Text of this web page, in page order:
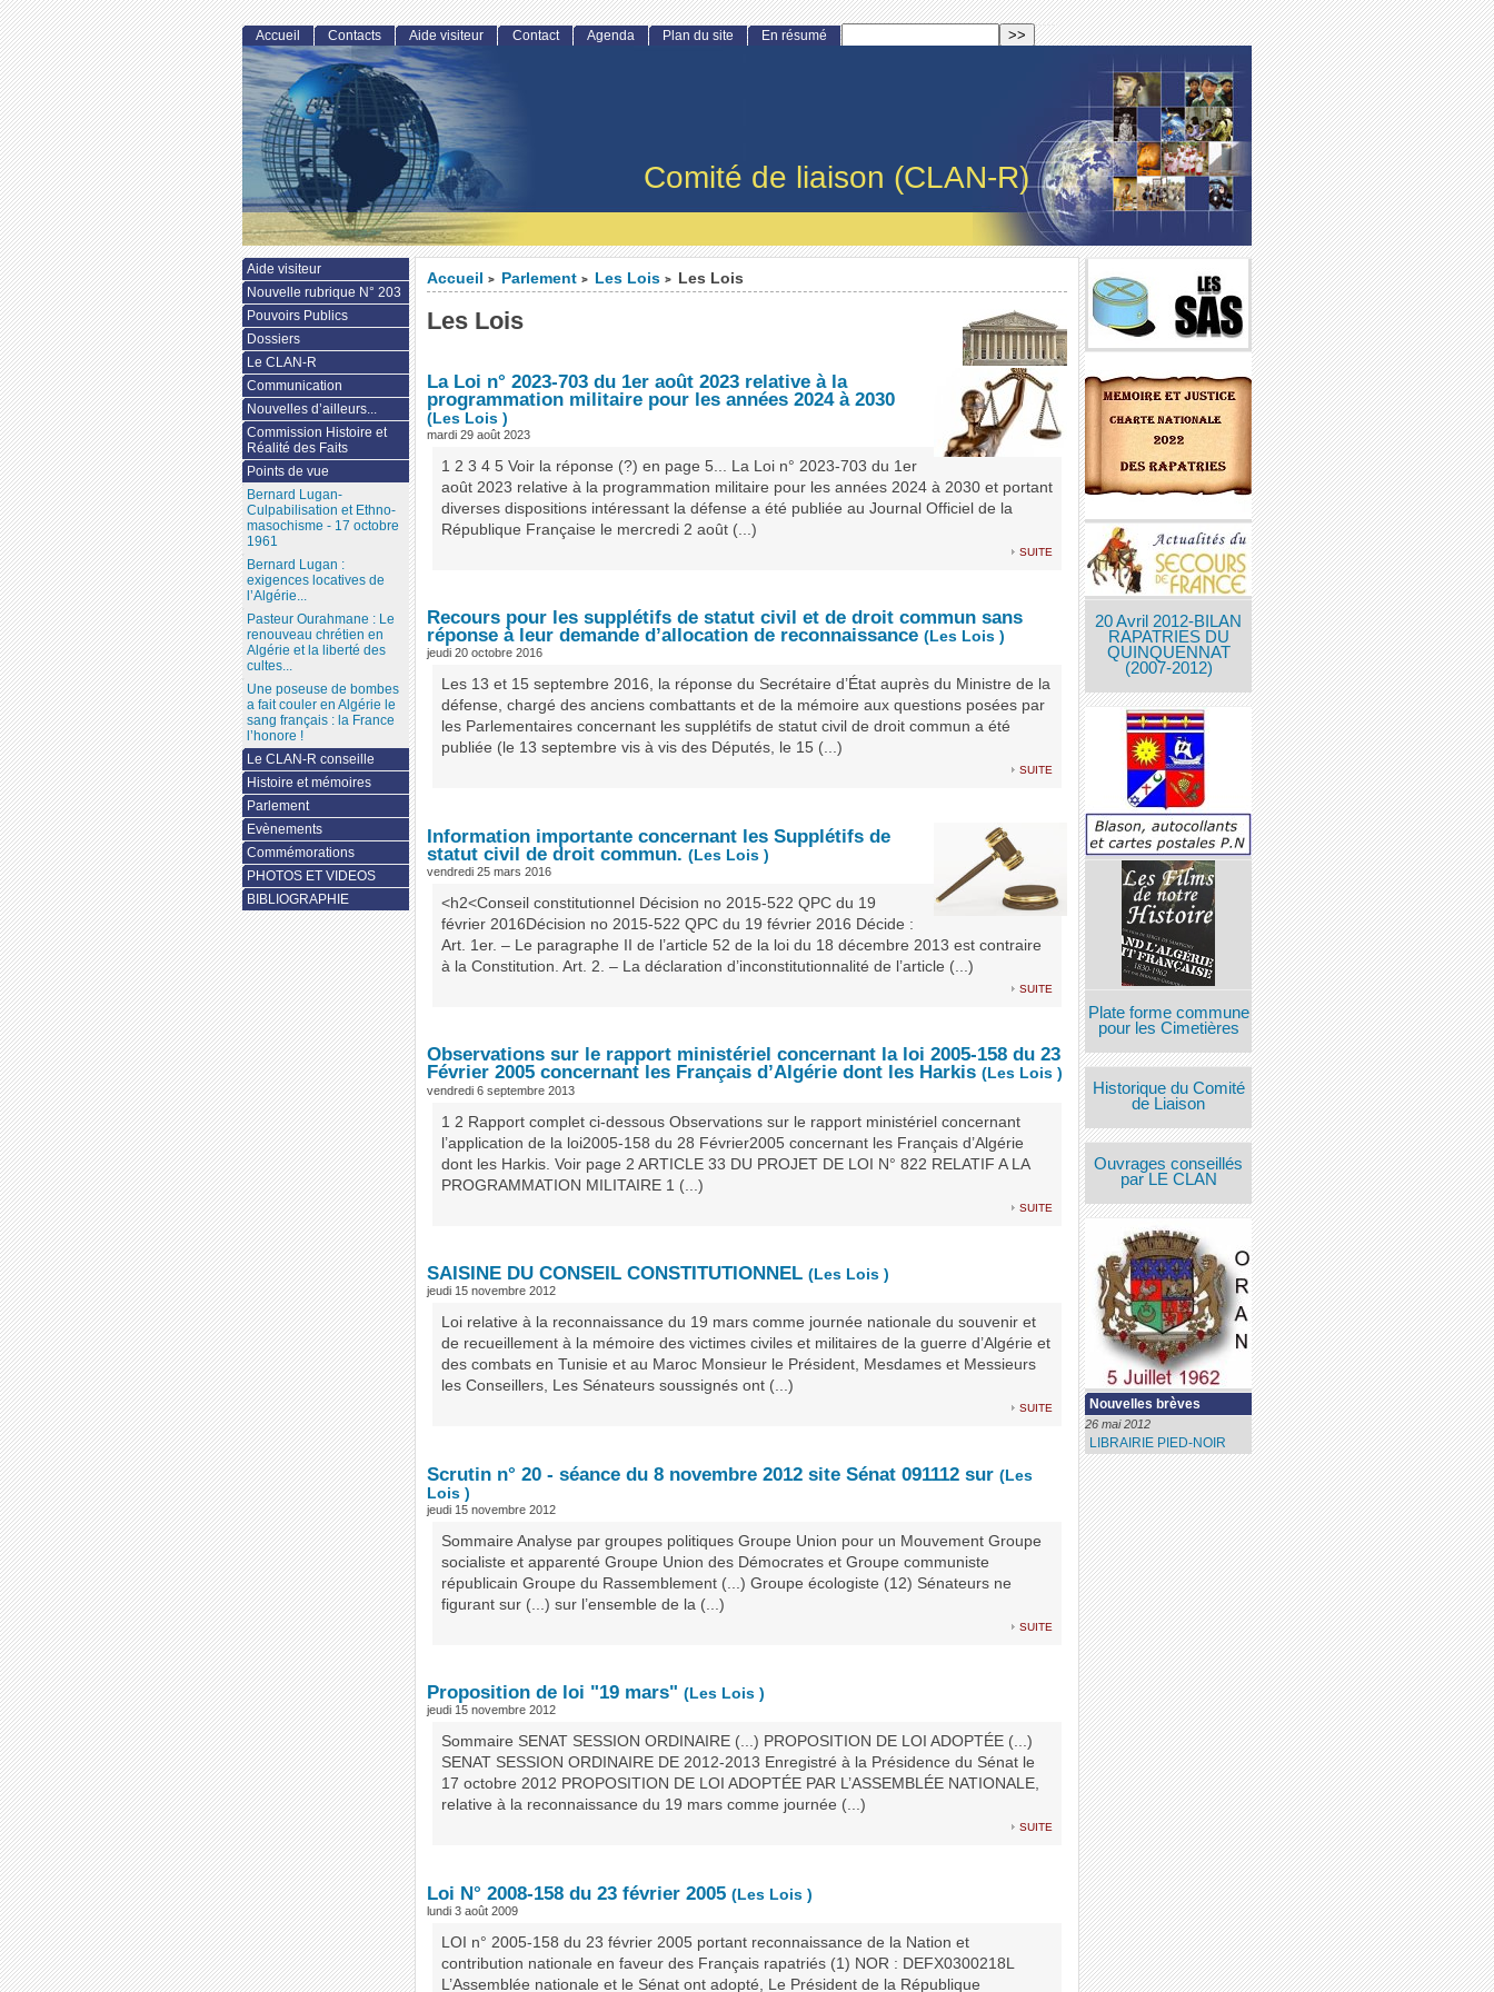
Comité de liaison (CLAN-R)
Accueil > Parlement > Les Lois > Les Lois
Les Lois
La Loi n° 2023-703 du 1er août 2023 relative à la
programmation militaire pour les années 2024 à 2030
(Les Lois )
mardi 29 août 2023
1 2 3 4 5 Voir la réponse (?) en page 5... La Loi n° 2023-703 du 1er
août 2023 relative à la programmation militaire pour les années 2024 à 2030 et portant
diverses dispositions intéressant la défense a été publiée au Journal Officiel de la
République Française le mercredi 2 août (...)
suite
Recours pour les supplétifs de statut civil et de droit commun sans
réponse à leur demande d’allocation de reconnaissance (Les Lois )
jeudi 20 octobre 2016
Les 13 et 15 septembre 2016, la réponse du Secrétaire d’État auprès du Ministre de la
défense, chargé des anciens combattants et de la mémoire aux questions posées par
les Parlementaires concernant les supplétifs de statut civil de droit commun a été
publiée (le 13 septembre vis à vis des Députés, le 15 (...)
suite
Information importante concernant les Supplétifs de
statut civil de droit commun. (Les Lois )
vendredi 25 mars 2016
<h2<Conseil constitutionnel Décision no 2015-522 QPC du 19
février 2016Décision no 2015-522 QPC du 19 février 2016 Décide :
Art. 1er. – Le paragraphe II de l’article 52 de la loi du 18 décembre 2013 est contraire
à la Constitution. Art. 2. – La déclaration d’inconstitutionnalité de l’article (...)
suite
Observations sur le rapport ministériel concernant la loi 2005-158 du 23
Février 2005 concernant les Français d’Algérie dont les Harkis (Les Lois )
vendredi 6 septembre 2013
1 2 Rapport complet ci-dessous Observations sur le rapport ministériel concernant
l’application de la loi2005-158 du 28 Février2005 concernant les Français d’Algérie
dont les Harkis. Voir page 2 ARTICLE 33 DU PROJET DE LOI N° 822 RELATIF A LA
PROGRAMMATION MILITAIRE 1 (...)
suite
SAISINE DU CONSEIL CONSTITUTIONNEL (Les Lois )
jeudi 15 novembre 2012
Loi relative à la reconnaissance du 19 mars comme journée nationale du souvenir et
de recueillement à la mémoire des victimes civiles et militaires de la guerre d’Algérie et
des combats en Tunisie et au Maroc Monsieur le Président, Mesdames et Messieurs
les Conseillers, Les Sénateurs soussignés ont (...)
suite
Scrutin n° 20 - séance du 8 novembre 2012 site Sénat 091112 sur (Les
Lois )
jeudi 15 novembre 2012
Sommaire Analyse par groupes politiques Groupe Union pour un Mouvement Groupe
socialiste et apparenté Groupe Union des Démocrates et Groupe communiste
républicain Groupe du Rassemblement (...) Groupe écologiste (12) Sénateurs ne
figurant sur (...) sur l’ensemble de la (...)
suite
Proposition de loi "19 mars" (Les Lois )
jeudi 15 novembre 2012
Sommaire SENAT SESSION ORDINAIRE (...) PROPOSITION DE LOI ADOPTÉE (...)
SENAT SESSION ORDINAIRE DE 2012-2013 Enregistré à la Présidence du Sénat le
17 octobre 2012 PROPOSITION DE LOI ADOPTÉE PAR L’ASSEMBLÉE NATIONALE,
relative à la reconnaissance du 19 mars comme journée (...)
suite
Loi N° 2008-158 du 23 février 2005 (Les Lois )
lundi 3 août 2009
LOI n° 2005-158 du 23 février 2005 portant reconnaissance de la Nation et
contribution nationale en faveur des Français rapatriés (1) NOR : DEFX0300218L
L’Assemblée nationale et le Sénat ont adopté, Le Président de la République
20 Avril 2012-BILAN
RAPATRIES DU
QUINQUENNAT
(2007-2012)
Plate forme commune
pour les Cimetières
Historique du Comité
de Liaison
Ouvrages conseillés
par LE CLAN
Nouvelles brèves
26 mai 2012
LIBRAIRIE PIED-NOIR
Accueil Contacts Aide visiteur Contact Agenda Plan du site En résumé
Aide visiteur
Nouvelle rubrique N° 203
Pouvoirs Publics
Dossiers
Le CLAN-R
Communication
Nouvelles d’ailleurs...
Commission Histoire et
Réalité des Faits
Points de vue
Bernard Lugan-
Culpabilisation et Ethno-
masochisme - 17 octobre
1961
Bernard Lugan :
exigences locatives de
l’Algérie...
Pasteur Ourahmane : Le
renouveau chrétien en
Algérie et la liberté des
cultes...
Une poseuse de bombes
a fait couler en Algérie le
sang français : la France
l’honore !
Le CLAN-R conseille
Histoire et mémoires
Parlement
Evènements
Commémorations
PHOTOS ET VIDEOS
BIBLIOGRAPHIE